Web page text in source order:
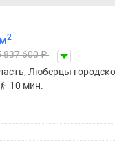
2
837 600₽
Люберцы
10 мин.